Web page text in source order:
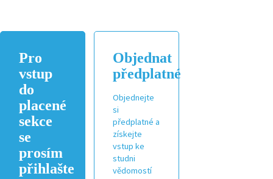
Pro
vstup
do
placené
sekce
se
prosím
přihlašte
Objednat
předplatné
Objednejte
si
předplatné a
získejte
vstup ke
studni
vědomostí